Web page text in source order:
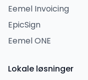
Eemel Invoicing
EpicSign
Eemel ONE
Lokale løsninger